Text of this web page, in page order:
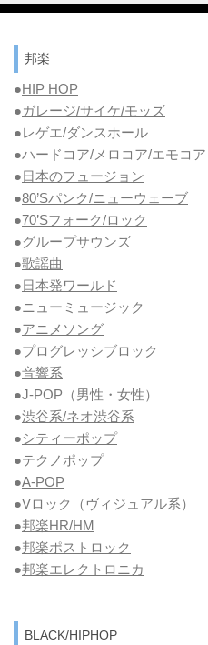
邦楽
●HIP HOP
●ガレージ/サイケ/モッズ
●レゲエ/ダンスホール
●ハードコア/メロコア/エモコア
●日本のフュージョン
●80’Sパンク/ニューウェーブ
●70’Sフォーク/ロック
●グループサウンズ
●歌謡曲
●日本発ワールド
●ニューミュージック
●アニメソング
●プログレッシブロック
●音響系
●J-POP（男性・女性）
●渋谷系/ネオ渋谷系
●シティーポップ
●テクノポップ
●A-POP
●Vロック
（ヴィジュアル系）
●邦楽HR/HM
●邦楽ポストロック
●邦楽エレクトロニカ
BLACK/HIPHOP